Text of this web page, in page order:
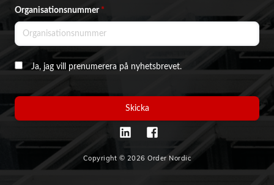
Organisationsnummer *
Ja, jag vill prenumerera på nyhetsbrevet.
Skicka
Copyright © 2026 Order Nordic